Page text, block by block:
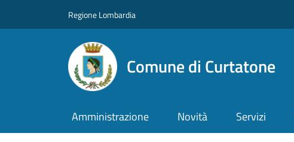
Regione Lombardia
Comune di Curtatone
Amministrazione Novità Servizi